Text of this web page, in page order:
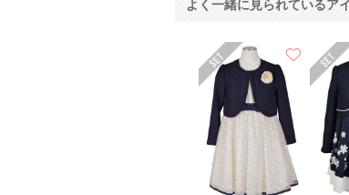
よく一緒に見られているア